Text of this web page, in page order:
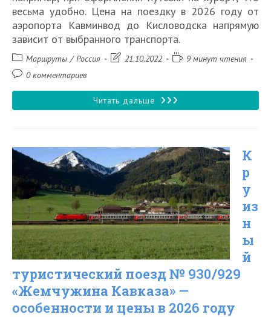
весьма удобно. Цена на поездку в 2026 году от
аэропорта Кавминвод до Кисловодска напрямую
зависит от выбранного транспорта.
Рубрика
записи:
Маршруты / Россия
Запись21.10.2022
Время9 минут чтения
Комментарии
0 комментариев
Читать дальше Как
аэропорта
Минеральные
воды
до
Кисловодска
в
2026
году
К
р
у
из
н
ы
й
туристический поезд № 930/929
«Жемчужина Кавказа» —
особенности и цены в 2026 году